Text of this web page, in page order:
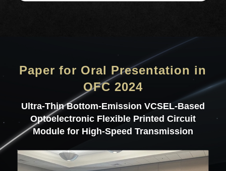
Paper for Oral Presentation in
OFC 2024
Ultra-Thin Bottom-Emission VCSEL-Based
Optoelectronic Flexible Printed Circuit
Module for High-Speed Transmission